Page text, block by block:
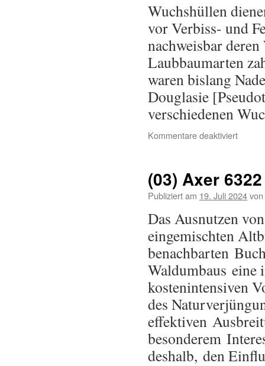
Wuchshüllen
vor Verbiss- und
nachweisbar
Laubbaumarten
waren bislang
Douglasie
verschiedenen
Kommentare deaktiviert
(03) Axer 6322
Publiziert am 19. Juli 2024von
Das Ausnutzen
eingemischten
benachbarten
Waldumbaus eine
kostenintensiven
des
effektiven
besonderem
deshalb, den